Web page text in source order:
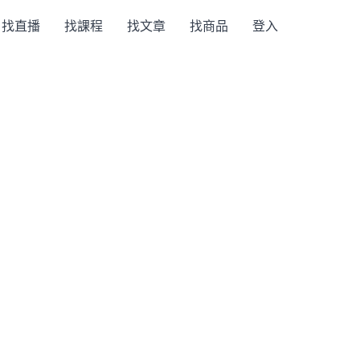
找直播 找課程 找文章 找商品 登入